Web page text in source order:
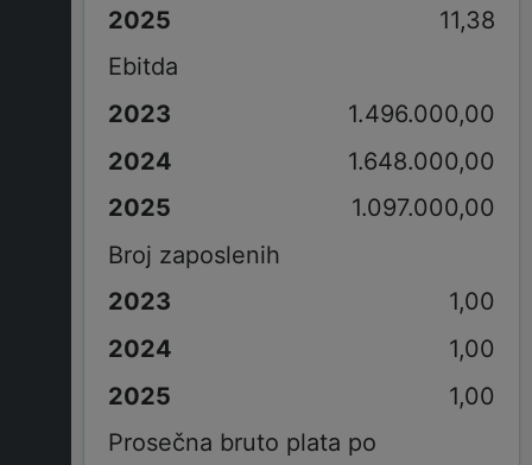
11,38
Ebitda
1.496.000,00
1.648.000,00
1.097.000,00
Broj zaposlenih
1,00
1,00
1,00
Prosečna bruto plata po